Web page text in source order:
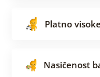
Platno
Nasičenost